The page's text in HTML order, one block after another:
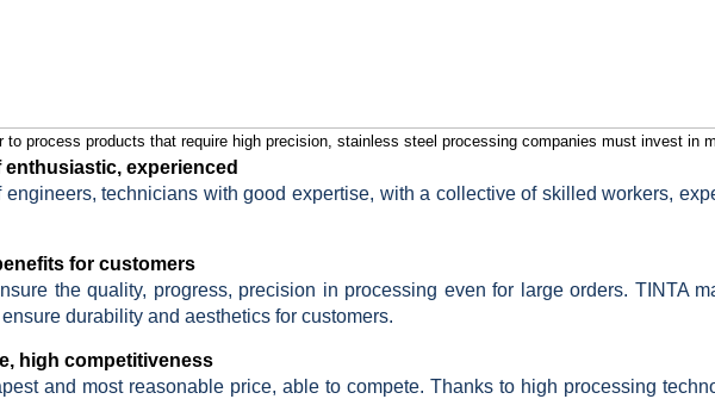
to process products that require high precision, stainless steel processing companies must invest in
enthusiastic, experienced
engineers, technicians with good expertise, with a collective of skilled workers,
for customers
the quality, progress, precision in processing even for large orders. TINTA
durability and aesthetics for customers.
high competitiveness
and most reasonable price, able to compete. Thanks to high processing